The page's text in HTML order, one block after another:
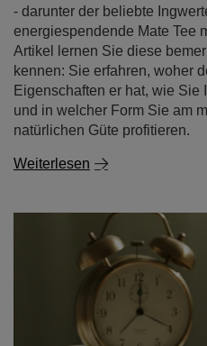
- darunter der beliebte
energiespendende Mate Tee
Artikel lernen Sie diese
kennen: Sie erfahren, woher
Eigenschaften er hat, wie
und in welcher Form Sie am
natürlichen Güte profitieren.
Weiterlesen